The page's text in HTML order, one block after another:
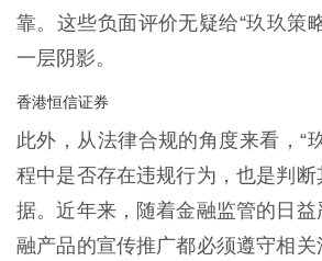
靠。这些负面评价无疑给“玖玖策
一层阴影。
香港恒信证券
此外，从法律合规的角度来看，“
程中是否存在违规行为，也是判
据。近年来，随着金融监管的日
融产品的宣传推广都必须遵守相